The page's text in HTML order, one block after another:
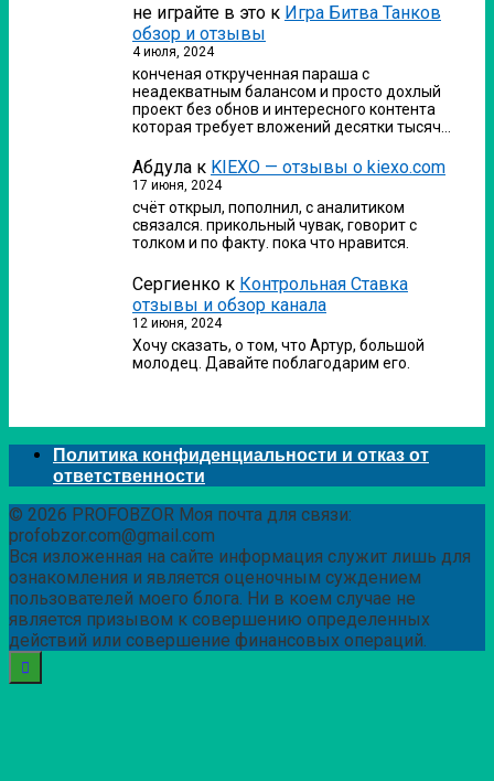
не играйте в это к Игра Битва Танков
обзор и отзывы
4 июля, 2024
конченая открученная параша с
неадекватным балансом и просто дохлый
проект без обнов и интересного контента
которая требует вложений десятки тысяч…
Абдула к KIEXO — отзывы о kiexo.com
17 июня, 2024
счёт открыл, пополнил, с аналитиком
связался. прикольный чувак, говорит с
толком и по факту. пока что нравится.
Сергиенко к Контрольная Ставка
отзывы и обзор канала
12 июня, 2024
Хочу сказать, о том, что Артур, большой
молодец. Давайте поблагодарим его.
Политика конфиденциальности и отказ от
ответственности
© 2026 PROFOBZOR Моя почта для связи:
profobzor.com@gmail.com
Вся изложенная на сайте информация служит лишь для
ознакомления и является оценочным суждением
пользователей моего блога. Ни в коем случае не
является призывом к совершению определенных
действий или совершение финансовых операций.